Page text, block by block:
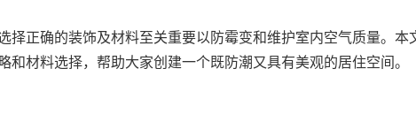
择正确的装饰及材料至关重要以防霉变和维护室内空气质量。本
和材料选择，帮助大家创建一个既防潮又具有美观的居住空间。